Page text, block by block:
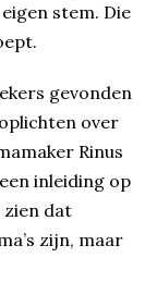
stem. Die
gevonden
over
Rinus
inleiding op
zien dat
zijn, maar